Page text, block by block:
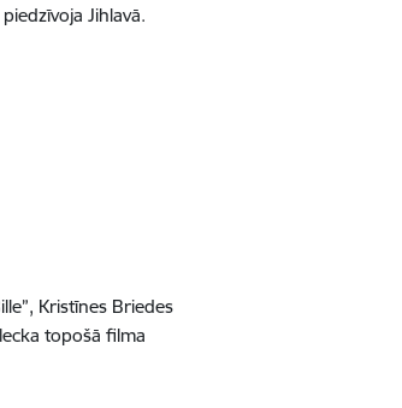
Jihlavā.
Kristīnes Briedes
topošā filma